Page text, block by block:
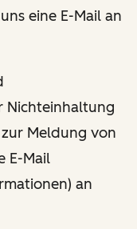
eine E-Mail an
Nichteinhaltung
Meldung von
E-Mail
an